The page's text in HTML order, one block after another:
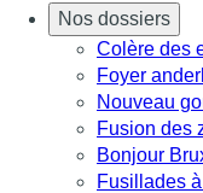
Nos dossiers
Colère des
Foyer
Nouveau
Fusion des
Bonjour
Fusillades